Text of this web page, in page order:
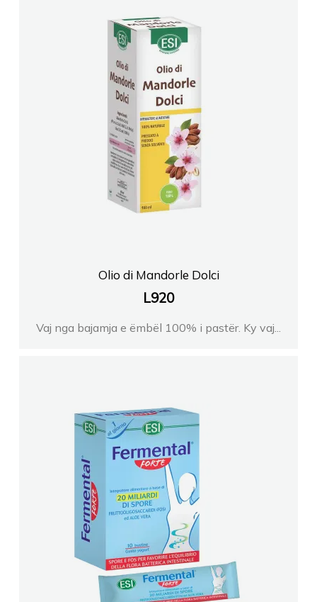
FARMACI JULI PATOS
Farmaci DITE NATE 4
FARMACI SHALLARI TIRANE
FARMACI DITE E NATE 1
FARMACI Nr9 Plus ANISAVlore
FARMACI DALIPI DR
FARMACI ANTIGONI KRISTIANA DURRES
FARMACI KSANTI FARMA TIRANE
FARMACI URGJENCA BABAMUSTA
Olio di Mandorle Dolci
L920
Vaj nga bajamja e ëmbël 100% i pastër. Ky vaj...